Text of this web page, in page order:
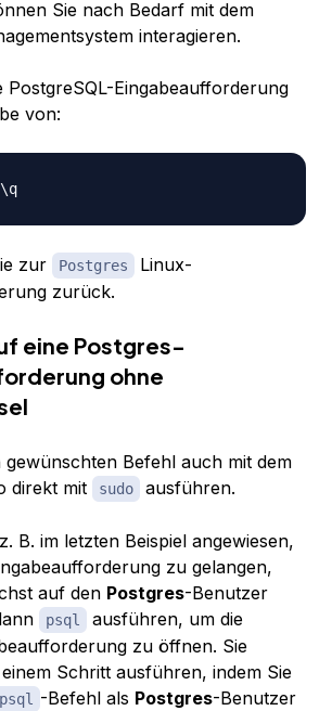
Sie nach Bedarf mit dem
interagieren.
PostgreSQL-Eingabeaufforderung
von:
\
zur Postgres
Linux-
zurück.
eine Postgres-
ohne
gewünschten Befehl auch mit dem
direkt mit sudo ausführen.
B. im letzten Beispiel angewiesen,
zu gelangen,
auf den Postgres-Benutzer
psql
ausführen, um die
zu öffnen. Sie
Schritt ausführen, indem Sie
psql -Befehl als Postgres-Benutzer